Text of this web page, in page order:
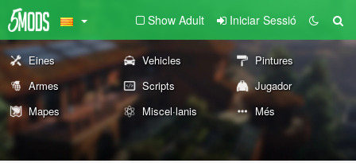
Show Adult Iniciar Sessió
Eines Vehicles
Pintures
Armes
Scripts
Jugador
Mapes
Miscel·lanis Més